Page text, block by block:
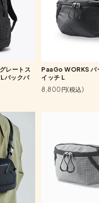
レートス
バックパ
PaaGo WORKS パ
イッチ L
8,800円(税込)